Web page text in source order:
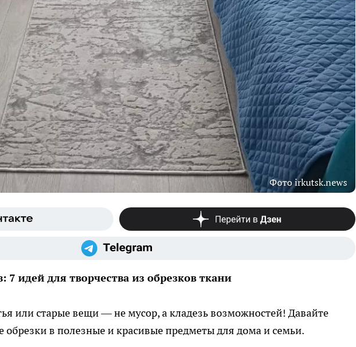
Фото irkutsk.news
7 идей для творчества из обрезков ткани
или старые вещи — не мусор, а кладезь возможностей! Давайте
обрезки в полезные и красивые предметы для дома и семьи.